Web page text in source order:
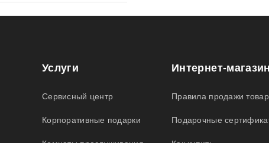
Услуги
Сервисный центр
Корпоративные подарки
Интернет-магазин
Правила продажи
Подарочные